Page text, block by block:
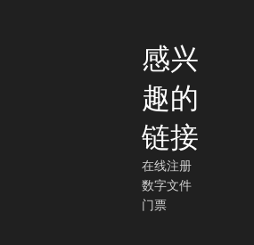
感兴
趣的
链接
在线注册
数字文件
门票